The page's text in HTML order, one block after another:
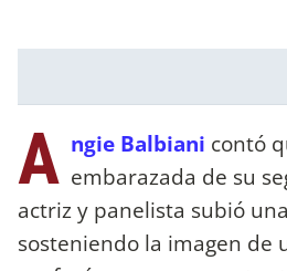
A ngie Balbiani contó
embarazada de su
actriz y panelista subió
sosteniendo la imagen de